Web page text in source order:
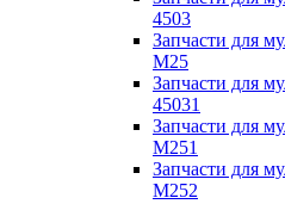
4503
Запчасти для
M25
Запчасти для
45031
Запчасти для
M251
Запчасти для
M252